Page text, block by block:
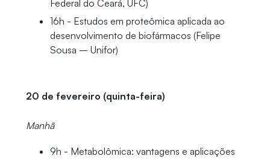
Federal do Ceará, UFC)
16h - Estudos em proteômica aplicada ao
desenvolvimento de biofármacos (Felipe
Sousa – Unifor)
20 de fevereiro (quinta-feira)
Manhã
9h - Metabolômica: vantagens e aplicações